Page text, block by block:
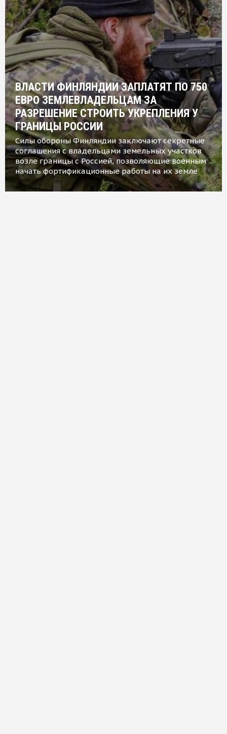
ВЛАСТИ ФИНЛЯНДИИ ЗАПЛАТЯТ ПО 750
ЕВРО ЗЕМЛЕВЛАДЕЛЬЦАМ ЗА
РАЗРЕШЕНИЕ СТРОИТЬ УКРЕПЛЕНИЯ У
ГРАНИЦЫ РОССИИ
Силы обороны Финляндии заключают секретные
соглашения с владельцами земельных участков
возле границы с Россией, позволяющие военным
начать фортификационные работы на их земле